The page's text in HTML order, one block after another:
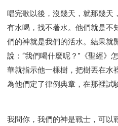
唱完歌以後，沒幾天，就那幾天
有水喝，找不著水。他們就是不
們的神就是我們的活水。結果就
說：“我們喝什麼呢？”《聖經》
華就指示他一棵樹，把樹丟在水
為他們定了律例典章，在那裡試
我問你，我們的神是戰士，可以